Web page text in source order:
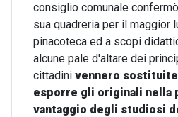
consiglio comunale
sua quadreria per il maggior
pinacoteca ed a scopi
alcune pale d'altare dei
cittadini vennero
esporre gli originali nella
vantaggio degli studiosi